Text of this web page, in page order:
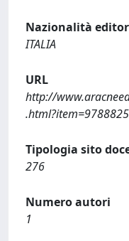
Nazionalità
ITALIA
URL
http://
Tipologia sito
276
Numero autori
1